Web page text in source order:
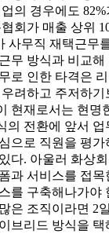
의 경우에도
회가 매출 상위
사무직 재택근무
무 방식과 비교해
로 인한 타격은
려하고 주저하기
현재로서는 현명
의 전환에 앞서 업
으로 직원을 평가
다. 아울러 화상
과 서비스를 접
를 구축해나가야
은 조직이라면 2
브리드 방식을 택